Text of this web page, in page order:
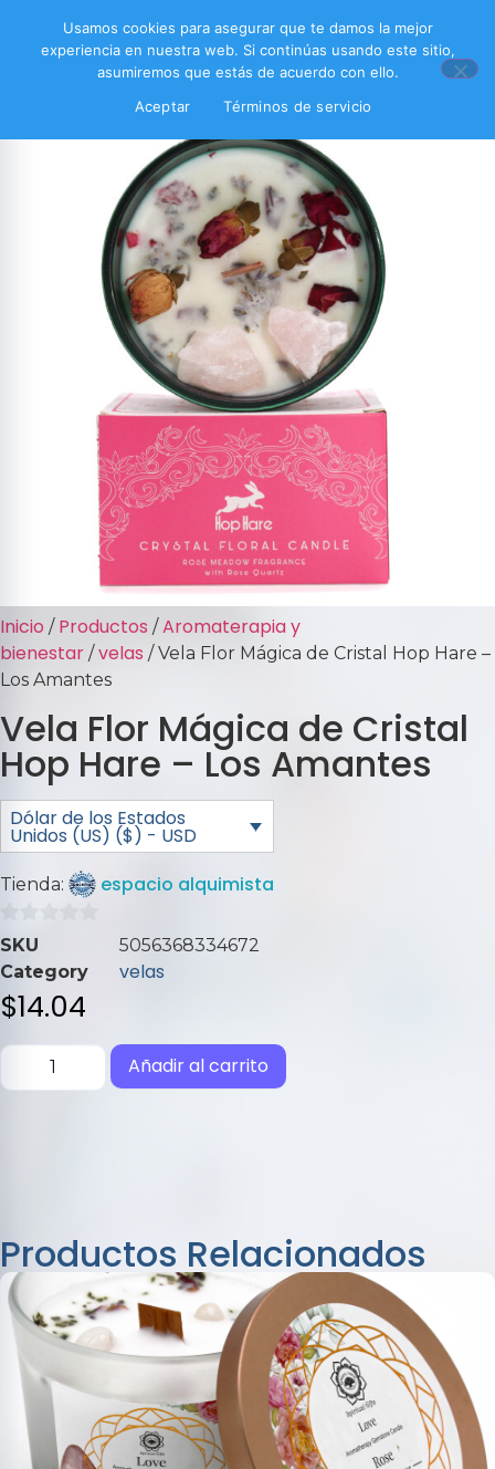
Inicio / Productos /Aromaterapia y
bienestar /velas / Vela Flor Mágica de Cristal Hop Hare –
Los Amantes
Vela Flor Mágica de Cristal
Hop Hare – Los Amantes
Dólar de los Estados
Unidos (US) ($) - USD
Tienda: espacio alquimista
0
de
5
SKU
5056368334672
Category
velas
$14.04
Añadir al carrito
Productos Relacionados
Usamos cookies para asegurar que te damos la mejor
experiencia en nuestra web. Si continúas usando este sitio,
asumiremos que estás de acuerdo con ello.
Aceptar
Términos de servicio